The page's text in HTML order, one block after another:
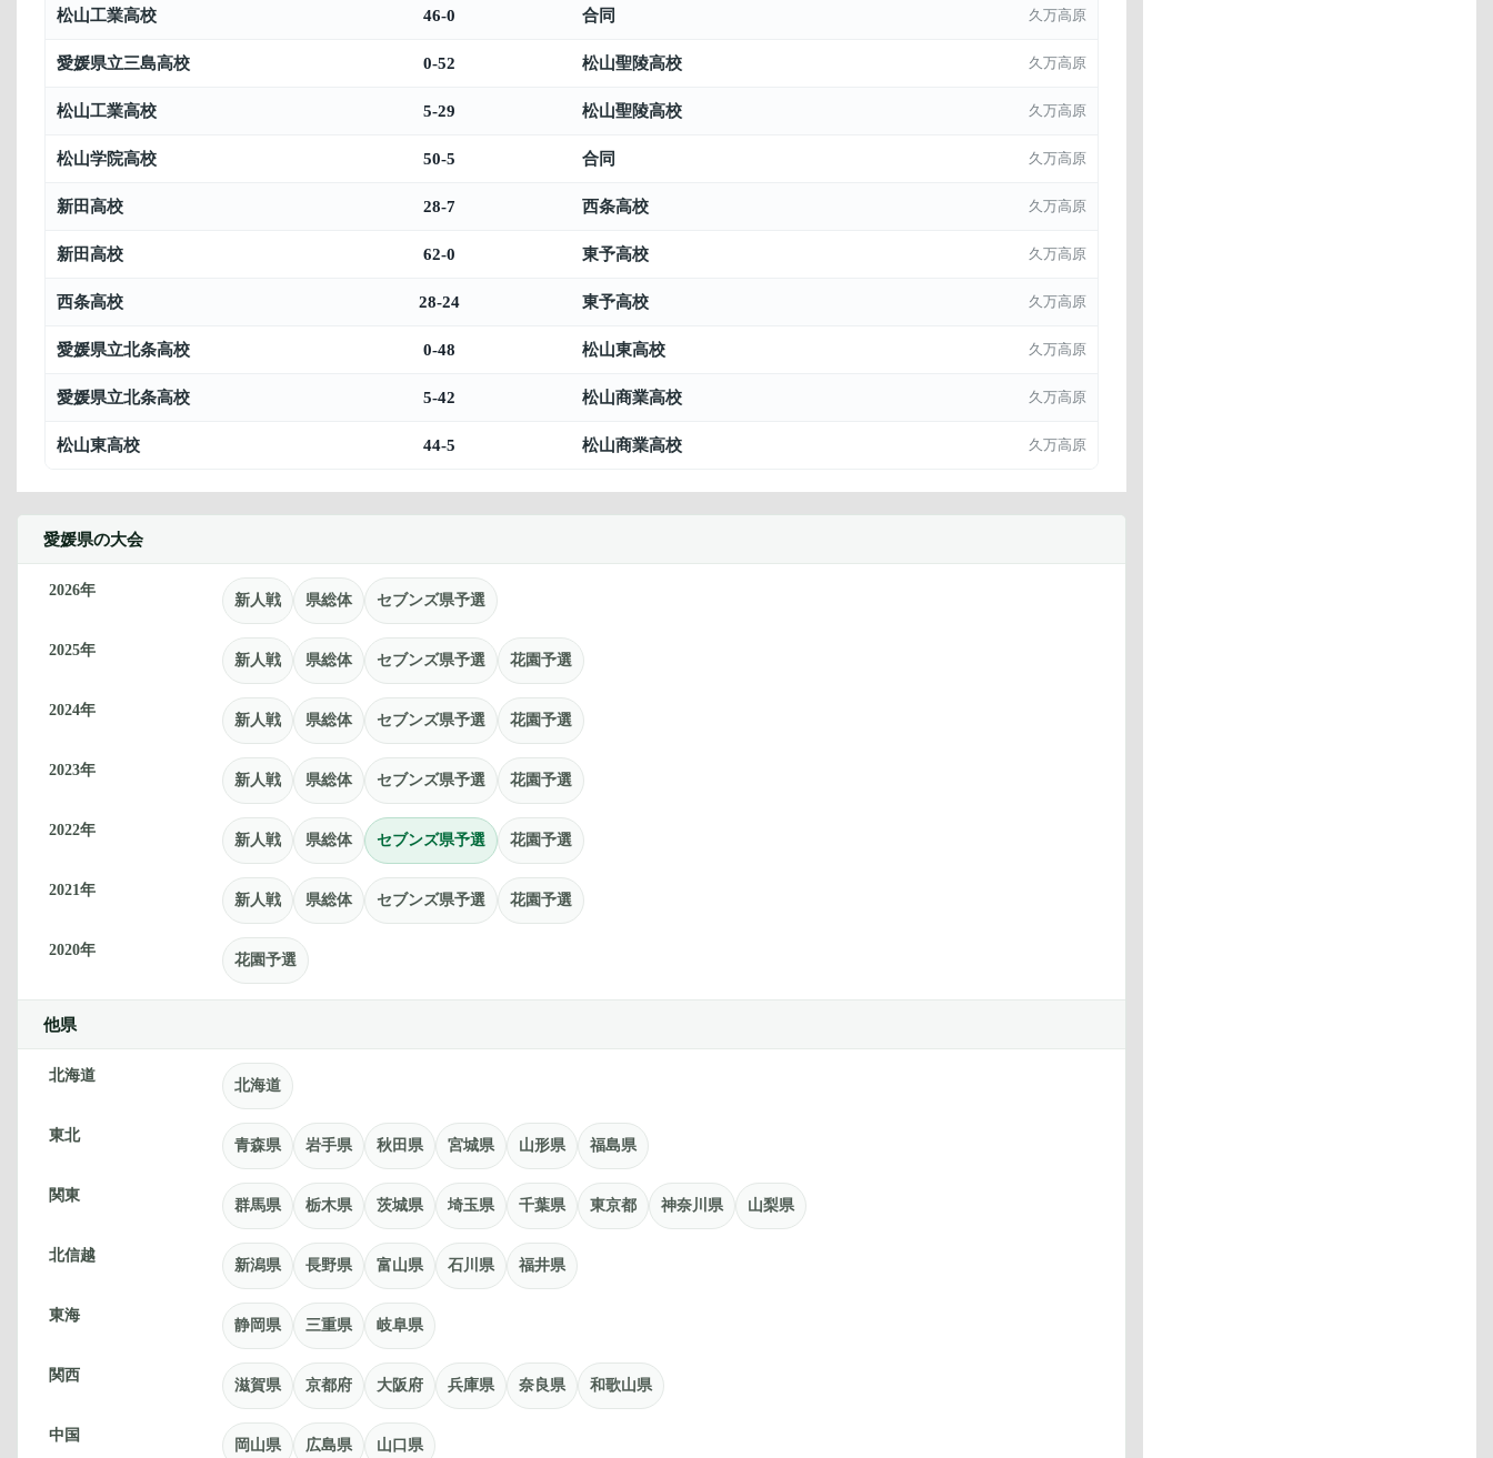
松山工業高校 46-0 合同 久万高原
愛媛県立三島高校 0-52 松山聖陵高校 久万高原
松山工業高校 5-29 松山聖陵高校 久万高原
松山学院高校 50-5 合同 久万高原
新田高校 28-7 西条高校 久万高原
新田高校 62-0 東予高校 久万高原
西条高校 28-24 東予高校 久万高原
愛媛県立北条高校 0-48 松山東高校 久万高原
愛媛県立北条高校 5-42 松山商業高校 久万高原
松山東高校 44-5 松山商業高校 久万高原
愛媛県の大会
2026年
新人戦 県総体 セブンズ県予選
2025年
新人戦 県総体 セブンズ県予選 花園予選
2024年
新人戦 県総体 セブンズ県予選 花園予選
2023年
新人戦 県総体 セブンズ県予選 花園予選
2022年
新人戦 県総体 セブンズ県予選 花園予選
2021年
新人戦 県総体 セブンズ県予選 花園予選
2020年
花園予選
他県
北海道
北海道
東北
青森県 岩手県 秋田県 宮城県 山形県 福島県
関東
群馬県 栃木県 茨城県 埼玉県 千葉県 東京都 神奈川県 山梨県
北信越
新潟県 長野県 富山県 石川県 福井県
東海
静岡県 三重県 岐阜県
関西
滋賀県 京都府 大阪府 兵庫県 奈良県 和歌山県
中国
岡山県 広島県 山口県